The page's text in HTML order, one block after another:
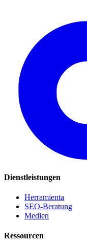
Dienstleistungen
Herramienta
SEO-Beratung
Medien
Ressourcen